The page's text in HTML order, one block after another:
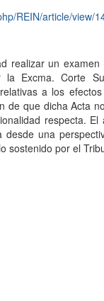
REIN/article/view/
realizar un examen
Excma. Corte
a los
de que dicha Acta
respecta.
desde una
sostenido por el